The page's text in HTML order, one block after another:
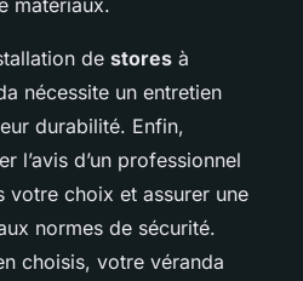
de stores à
nécessite un entretien
durabilité. Enfin,
l’avis d’un professionnel
votre choix et assurer une
normes de sécurité.
choisis, votre véranda